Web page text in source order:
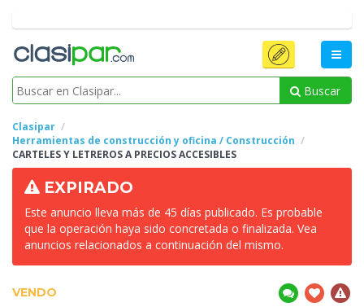
Buscar
Clasipar
Herramientas de construcción y oficina / Construcción
CARTELES Y LETREROSA PRECIOS ACCESIBLES
EXPIRADO
Este anuncio lleva más de 45 días publicado. Es probable
que la operación haya sido concretada o finalizada. Vea
anuncios relacionados a continuación del mismo.
VENDO